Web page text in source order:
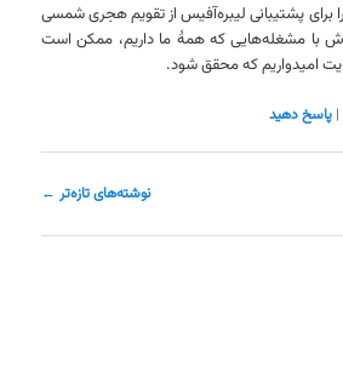
برای پشتیبانی لیبره‌آفیس از تقویم هجری شمسی
با مشغله‌هایی که همهٔ ما داریم، ممکن است
امیدواریم که محقق شود.
|پاسخ دهید
نوشته‌های تازه‌تر ←